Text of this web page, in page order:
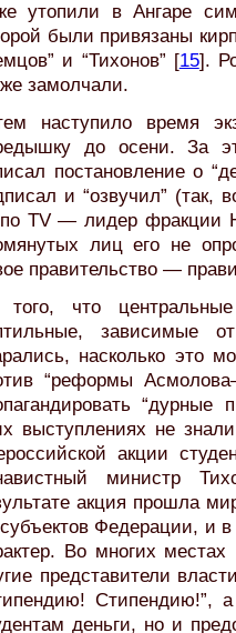
утопили в Ангаре
были привязаны
и “Тихонов” [15].
замолчали.
наступило время
до осени. За
постановление о
и “озвучил” (так,
TV — лидер фракции
лиц его не
правительство —
того, что
зависимые
насколько это
“реформы
выступлениях не
акции
министр
акция прошла
Федерации, и
Во многих
представители
Стипендию!”,
деньги, но и